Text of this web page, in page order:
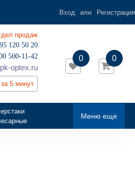
Вход или Регистрация
продаж
120 50 20
500-11-42
optex.ru
5 минут
0
0
Меню еще